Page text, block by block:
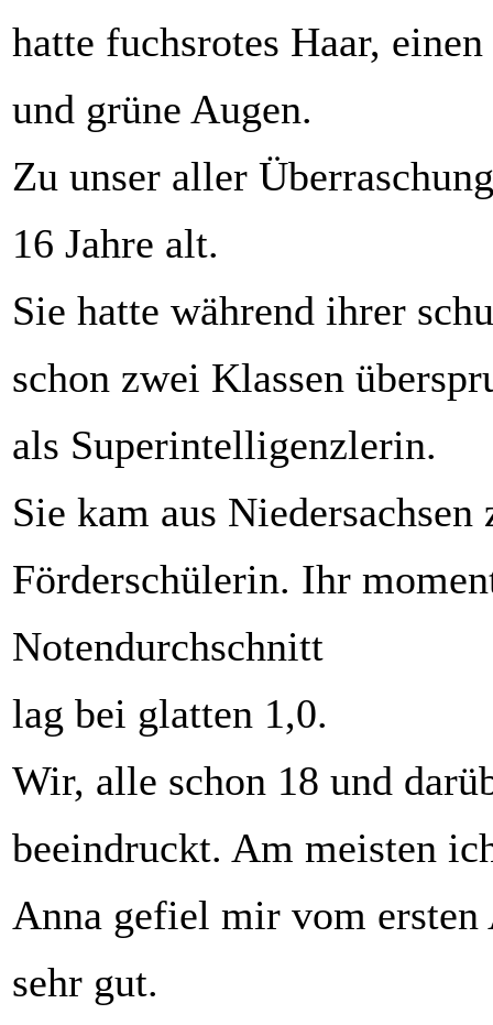
hatte fuchsrotes Haar,
und grüne Augen.
Zu unser aller
16 Jahre alt.
Sie hatte während ihrer
schon zwei Klassen
als Superintelligenzlerin.
Sie kam aus Niedersachsen
Förderschülerin. Ihr
Notendurchschnitt
lag bei glatten 1,0.
Wir, alle schon 18 und
beeindruckt. Am meisten
Anna gefiel mir vom ersten
sehr gut.